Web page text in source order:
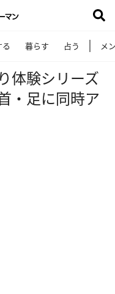
暮らす 占う メ
体験シリーズ
・足に同時ア